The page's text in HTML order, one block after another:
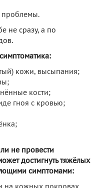
проблемы.
не сразу, а по
кожи, высыпания;
кости;
гноя с кровью;
не провести
достигнуть тяжёлых
симптомами: